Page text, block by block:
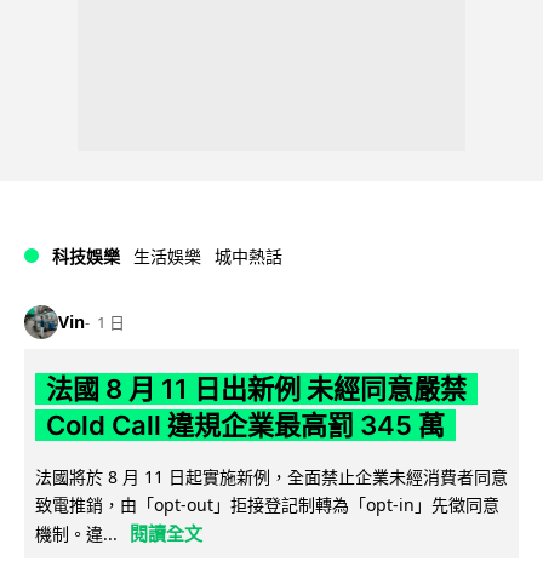
科技娛樂 生活娛樂 城中熱話
Vin 1 日
法國 8 月 11 日出新例 未經同意嚴禁
Cold Call 違規企業最高罰 345 萬
法國將於 8 月 11 日起實施新例，全面禁止企業未經消費者同意
致電推銷，由「opt-out」拒接登記制轉為「opt-in」先徵同意
機制。違...
閱讀全文